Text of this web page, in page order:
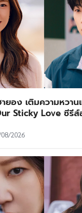
อง เติมความหวาน
Sticky Love ซีรี
2026